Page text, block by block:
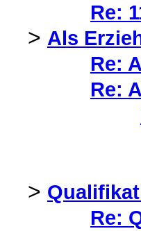
Re:
> Als
Re:
Re:
>
Re: